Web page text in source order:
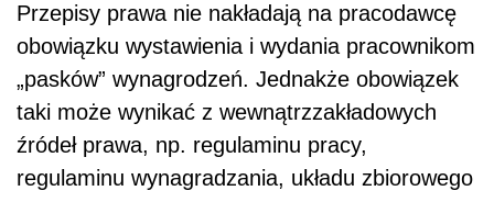
Przepisy prawa nie nakładają na pracodawcę
obowiązku wystawienia i wydania pracownikom
„pasków” wynagrodzeń. Jednakże obowiązek
taki może wynikać z wewnątrzzakładowych
źródeł prawa, np. regulaminu pracy,
regulaminu wynagradzania, układu zbiorowego